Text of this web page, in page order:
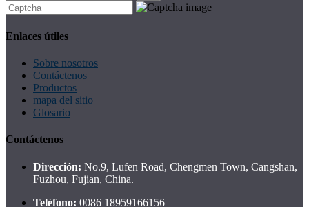
Enlaces útiles
Sobre nosotros
Contáctenos
Productos
mapa del sitio
Glosario
Contáctenos
Dirección: No.9, Lufen Road, Chengmen Town, Cangshan,
Fuzhou, Fujian, China.
Teléfono: 0086 18959166156